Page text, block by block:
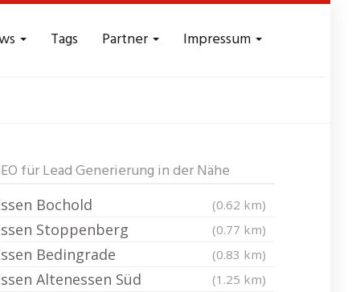
Tags Partner Impressum
- Reichweite
für Lead Generierung in der Nähe
Bochold (0.62 km)
Stoppenberg (0.77 km)
Bedingrade (0.83 km)
Altenessen Süd (1.25 km)